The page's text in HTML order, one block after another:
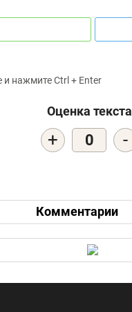
и нажмите Ctrl + Enter
Оценка текста
+ 0 -
Комментарии